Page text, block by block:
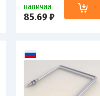
наличии
85.69 ₽